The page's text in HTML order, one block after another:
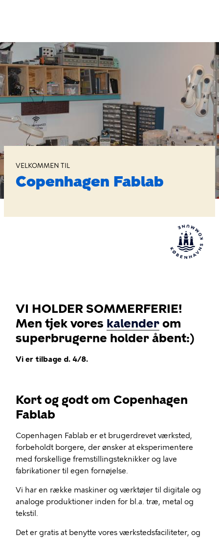
Copenhagen
Fablab
VELKOMMEN TIL
Copenhagen Fablab
VI HOLDER SOMMERFERIE!
Men tjek vores kalender om
superbrugerne holder åbent:)
Vi er tilbage d. 4/8.
Kort og godt om Copenhagen
Fablab
Copenhagen Fablab er et brugerdrevet værksted,
forbeholdt borgere, der ønsker at eksperimentere
med forskellige fremstillingsteknikker og lave
fabrikationer til egen fornøjelse.
Vi har en række maskiner og værktøjer til digitale og
analoge produktioner inden for bl.a. træ, metal og
tekstil.
Det er gratis at benytte vores værkstedsfaciliteter, og